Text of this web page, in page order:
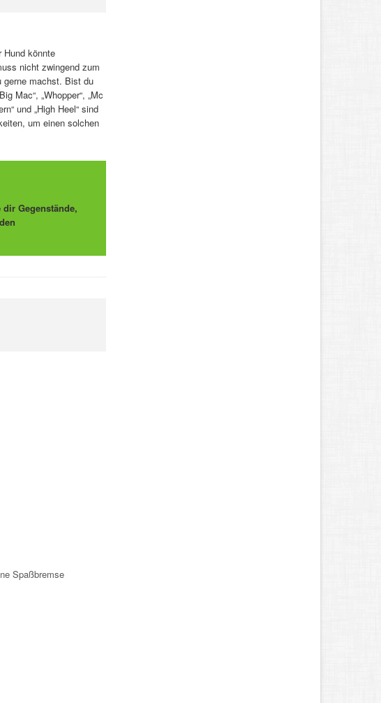
Hund könnte
nicht zwingend zum
gerne machst. Bist du
Mac“, „Whopper“, „Mc
und „High Heel“ sind
um einen solchen
Gegenstände,
Spaßbremse